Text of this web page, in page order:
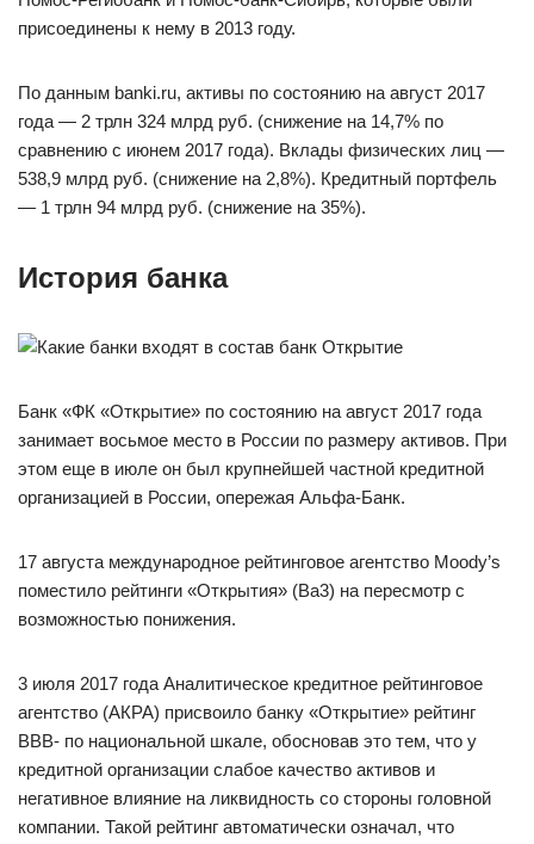
присоединены к нему в 2013 году.
По данным banki.ru, активы по состоянию на август 2017
года — 2 трлн 324 млрд руб. (снижение на 14,7% по
сравнению с июнем 2017 года). Вклады физических лиц —
538,9 млрд руб. (снижение на 2,8%). Кредитный портфель
— 1 трлн 94 млрд руб. (снижение на 35%).
История банка
Банк «ФК «Открытие» по состоянию на август 2017 года
занимает восьмое место в России по размеру активов. При
этом еще в июле он был крупнейшей частной кредитной
организацией в России, опережая Альфа-Банк.
17 августа международное рейтинговое агентство Moody’s
поместило рейтинги «Открытия» (Ba3) на пересмотр с
возможностью понижения.
3 июля 2017 года Аналитическое кредитное рейтинговое
агентство (АКРА) присвоило банку «Открытие» рейтинг
BBB- по национальной шкале, обосновав это тем, что у
кредитной организации слабое качество активов и
негативное влияние на ликвидность со стороны головной
компании. Такой рейтинг автоматически означал, что